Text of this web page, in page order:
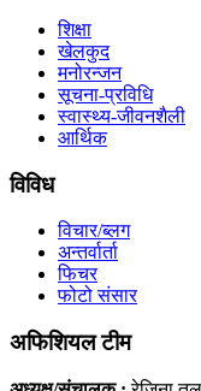
शिक्षा
खेलकुद
मनोरन्जन
सूचना-प्रविधि
स्वास्थ्य-जीवनशैली
आर्थिक
विविध
विचार/ब्लग
अन्तर्वार्ता
फिचर
फोटो संसार
अफिशियल टीम